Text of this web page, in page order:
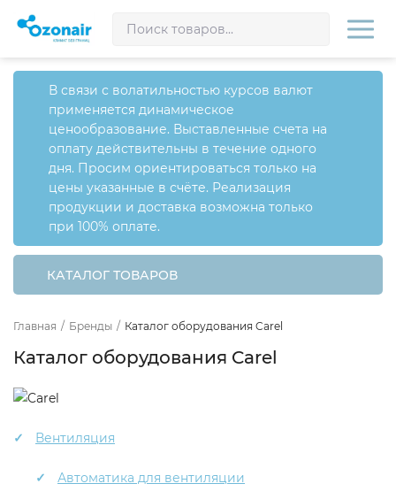
В связи с волатильностью курсов валют
применяется динамическое
ценообразование. Выставленные счета на
оплату действительны в течение одного
дня. Просим ориентироваться только на
цены указанные в счёте. Реализация
продукции и доставка возможна только
при 100% оплате.
КАТАЛОГ ТОВАРОВ
Главная / Бренды / Каталог оборудования Carel
Каталог оборудования Carel
Вентиляция
Автоматика для вентиляции